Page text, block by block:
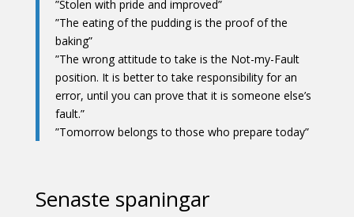
”Stolen with pride and improved”
”The eating of the pudding is the proof of the
baking”
”The wrong attitude to take is the Not-my-Fault
position. It is better to take responsibility for an
error, until you can prove that it is someone else’s
fault.”
”Tomorrow belongs to those who prepare today”
Senaste spaningar